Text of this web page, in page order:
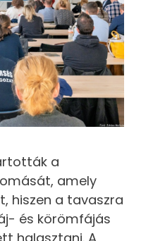
a
amely
hiszen a tavaszra
és körömfájás